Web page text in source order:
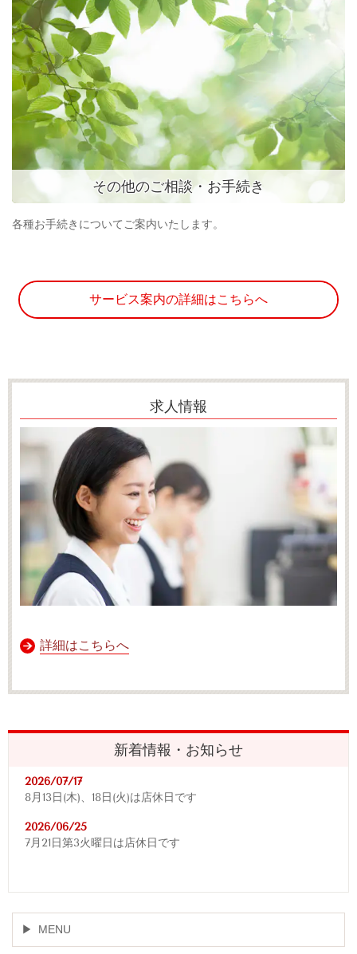
その他のご相談・お手続き
各種お手続きについてご案内いたします。
サービス案内の詳細はこちらへ
求人情報
詳細はこちらへ
新着情報・お知らせ
2026/07/17
8月13日(木)、18日(火)は店休日です
2026/06/25
7月21日第3火曜日は店休日です
MENU